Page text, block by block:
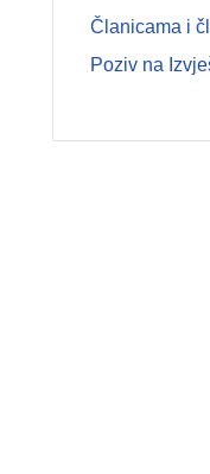
Članicama i
Poziv na